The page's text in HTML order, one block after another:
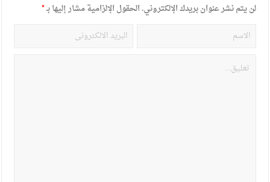
لن يتم نشر عنوان بريدك الإلكتروني.الحقول الإلزامية مشار إليها بـ*